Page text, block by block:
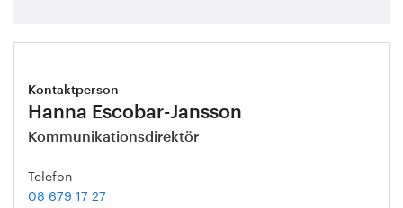
Kontaktperson
Hanna Escobar-Jansson
Kommunikationsdirektör
Telefon
08 679 17 27